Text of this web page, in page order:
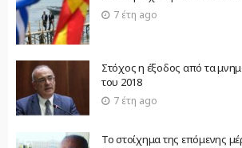
7 έτη ago
Στόχος η έξοδος από τα
του 2018
7 έτη ago
Το στοίχημα της επόμενης